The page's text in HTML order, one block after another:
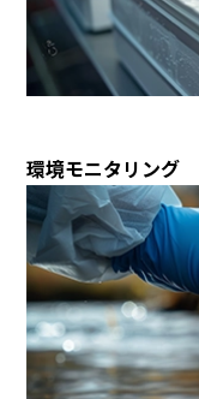
環境モニタリング